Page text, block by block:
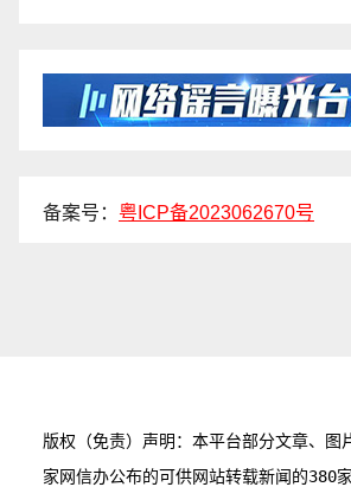
备案号： 粤ICP备2023062670号
版权（免责）声明：本平台部分文章、图
家网信办公布的可供网站转载新闻的380